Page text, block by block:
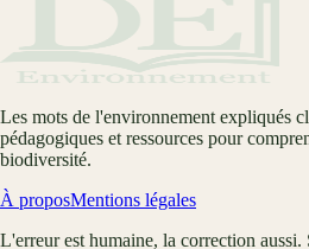
Les mots de l'environnement expliqués
pédagogiques et ressources pour
biodiversité.
À proposMentions légales
L'erreur est humaine, la correction